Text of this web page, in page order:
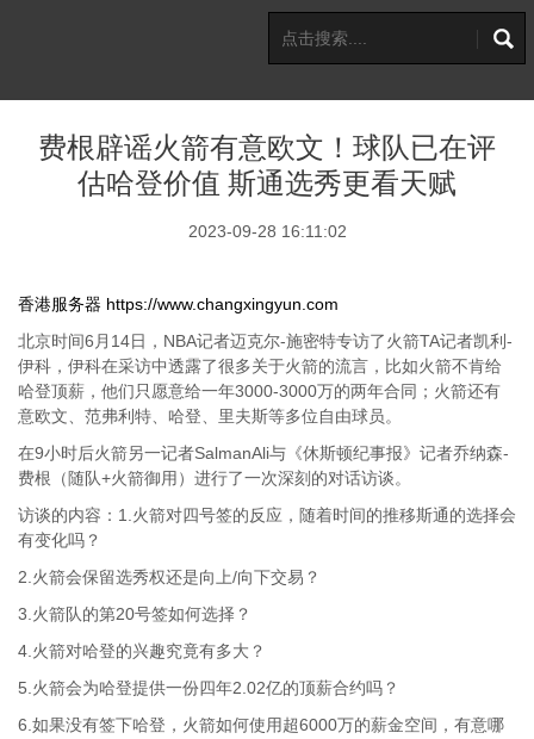
费根辟谣火箭有意欧文！球队已在评
估哈登价值 斯通选秀更看天赋
2023-09-28 16:11:02
香港服务器 https://www.changxingyun.com
北京时间6月14日，NBA记者迈克尔-施密特专访了火箭TA记者凯利-
伊科，伊科在采访中透露了很多关于火箭的流言，比如火箭不肯给
哈登顶薪，他们只愿意给一年3000-3000万的两年合同；火箭还有
意欧文、范弗利特、哈登、里夫斯等多位自由球员。
在9小时后火箭另一记者SalmanAli与《休斯顿纪事报》记者乔纳森-
费根（随队+火箭御用）进行了一次深刻的对话访谈。
访谈的内容：1.火箭对四号签的反应，随着时间的推移斯通的选择会
有变化吗？
2.火箭会保留选秀权还是向上/向下交易？
3.火箭队的第20号签如何选择？
4.火箭对哈登的兴趣究竟有多大？
5.火箭会为哈登提供一份四年2.02亿的顶薪合约吗？
6.如果没有签下哈登，火箭如何使用超6000万的薪金空间，有意哪